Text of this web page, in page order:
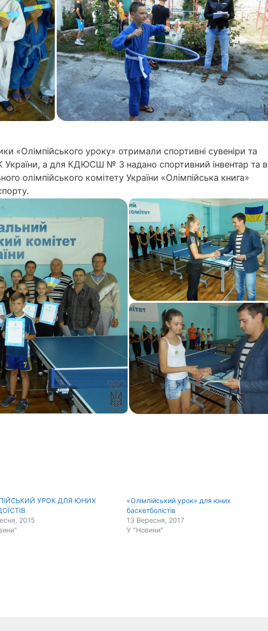
«Олімпійського уроку» отримали спортивні сувеніри та
України, а для КДЮСШ № 3 надано спортивний інвентар та в
олімпійського комітету України «Олімпійська книга»
УРОК ДЛЯ ЮНИХ
2015
«Олімпійський урок» для юних
баскетболістів
13 Вересня, 2017
У "Новини"